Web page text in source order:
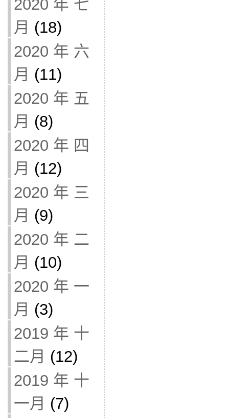
2020 年 七
月 (18)
2020 年 六
月 (11)
2020 年 五
月 (8)
2020 年 四
月 (12)
2020 年 三
月 (9)
2020 年 二
月 (10)
2020 年 一
月 (3)
2019 年 十
二月 (12)
2019 年 十
一月 (7)